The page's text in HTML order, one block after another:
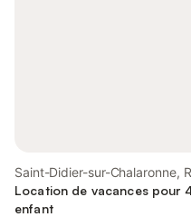
Saint-Didier-sur-Chalaronne,
Location de vacances pour
enfant